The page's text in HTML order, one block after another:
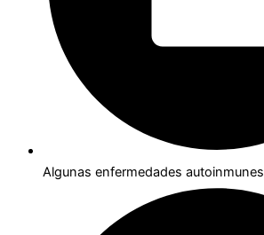
Algunas enfermedades autoinmunes